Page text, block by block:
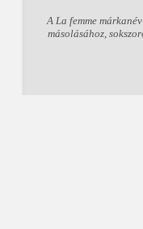
A La femme
másolásához,